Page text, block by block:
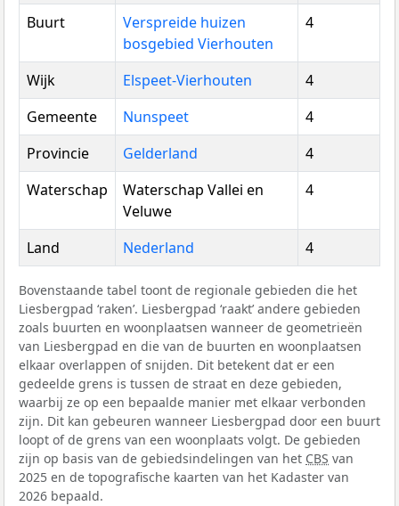
Buurt
Verspreide huizen
bosgebied Vierhouten
4
Wijk Elspeet-Vierhouten
4
Gemeente
Nunspeet
4
Provincie
Gelderland
4
Waterschap
Waterschap Vallei en
Veluwe
4
Land Nederland 4
Bovenstaande tabel toont de regionale gebieden die het
Liesbergpad ‘raken’. Liesbergpad ‘raakt’ andere gebieden
zoals buurten en woonplaatsen wanneer de geometrieën
van Liesbergpad en die van de buurten en woonplaatsen
elkaar overlappen of snijden. Dit betekent dat er een
gedeelde grens is tussen de straat en deze gebieden,
waarbij ze op een bepaalde manier met elkaar verbonden
zijn. Dit kan gebeuren wanneer Liesbergpad door een buurt
loopt of de grens van een woonplaats volgt. De gebieden
zijn op basis van de gebiedsindelingen van het CBS van
2025 en de topografische kaarten van het Kadaster van
2026 bepaald.